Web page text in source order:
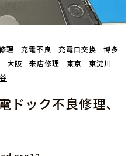
理 充電不良 充電口交換
博多
大阪 来店修理 東京
東淀川
ック不良修理、